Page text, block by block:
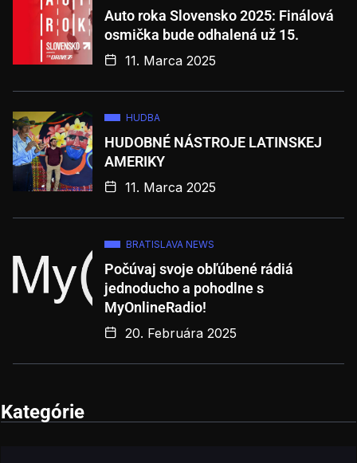
Auto roka Slovensko 2025: Finálová
osmička bude odhalená už 15.
11. Marca 2025
HUDBA
HUDOBNÉ NÁSTROJE LATINSKEJ
AMERIKY
11. Marca 2025
BRATISLAVA NEWS
Počúvaj svoje obľúbené rádiá
jednoducho a pohodlne s
MyOnlineRadio!
20. Februára 2025
Kategórie